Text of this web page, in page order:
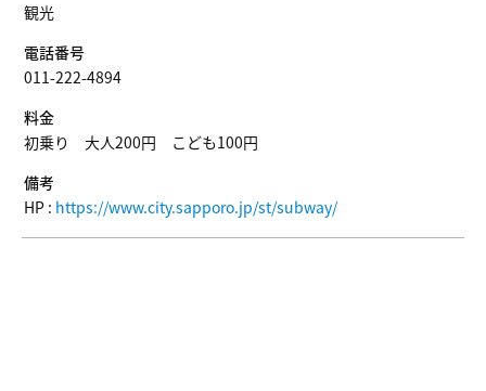
観光
電話番号
011-222-4894
料金
初乗り 大人200円 こども100円
備考
HP : https://www.city.sapporo.jp/st/subway/